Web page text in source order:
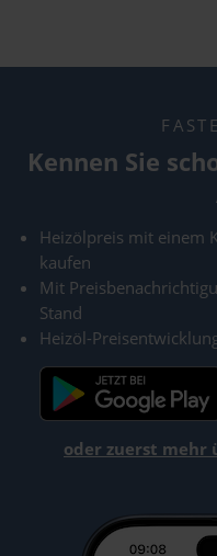
Kennen Sie
Heizölpreis mit einem
kaufen
Mit
Stand
Heizöl-
oder zuerst mehr